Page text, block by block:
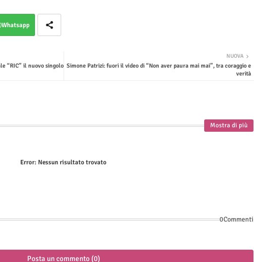
Whatsapp
NUOVA
Simone Patrizi: fuori il video di “Non aver paura mai mai”, tra coraggio e
verità
“RIC” il nuovo singolo
Mostra di più
Error: Nessun risultato trovato
0Commenti
Posta un commento (0)